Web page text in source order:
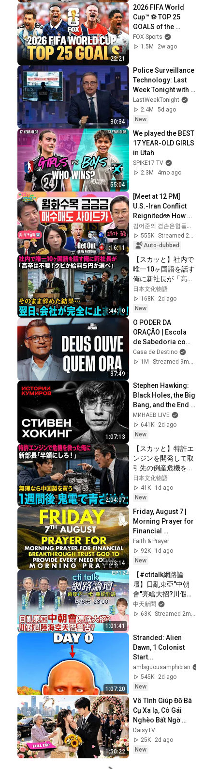
22:21
2026 FIFA World
Cup™ ⚽ TOP 25
GOALS of the
Tournament
FOX Sports
1.5M
2w ago
30:34
Police Surveillance
Technology: Last
Week Tonight with
John Oliver (HBO)
LastWeekTonight
2.4M
5d ago
New
55:04
We played the BEST
17 YEAR-OLD GIRLS
in Utah
SPIKE17 TV
2.3M
4mo ago
1:16:11
[Meet at 12 PM]
U.S.-Iran Conflict
Reignited🫨 How
Will Surging Oil
Prices Shake Our
Stock Market....
김어준의 겸손은힘들다 뉴스공장
555K
Streamed 2w ago
Auto-dubbed
1:44:10
【スカッと】社内で
唯一10ヶ国語を話す
俺に新社長が「高卒
は不要！クビか給料
５円か選べ」と言っ
てきた。そのまま辞
日本文化物語
168K
2d ago
New
37:49
O PODER DA
ORAÇÃO | Escola
de Sabedoria com
Tiago Brunet
Casa de Destino
1M
Streamed 9mo ago
1:07:13
Stephen Hawking:
Black Holes, the Big
Bang, and the End
of the Universe /
Idol Stories /
MINAEV
МИНАЕВ LIVE
641K
2d ago
New
2:04:07
【スカッと】特許エ
ンジンを開発して取
引先の倒産危機を救
った俺に取引先の新
部長「半額にしろ！
無理なら中国製を買
から鬼電→俺「お宅
の競合と5倍で独占
契約済みです」
日本文化物語
41K
1d ago
New
1:03:14
Friday, August 7 |
Morning Prayer for
Financial
Breakthrough |
Trust God to
Provide Every Need
Today
Faith & Prayer
92K
1d ago
New
1:01:41
【#ctitalk網路論
壇】日亂東亞"中朝
會"亮啥大招?川假
退"陸海空天"習警告?
重磅對談 精彩全程
中天新聞
63K
1:07:20
Stranded: Alien
Dawn, 1 Colonist
Start...
ambiguousamphibian
545K
2d ago
New
1:50:22
Vô Tình Giúp Đỡ Bà
Cụ Xa lạ, Cô Gái
Nghèo Bất Ngờ
Được Gả Cho Tổng
Tài Tỷ Phú Giàu
Nhất Thành Phố!✨
DaisyTV
25K
2d ago
New